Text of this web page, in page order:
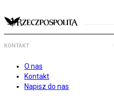
KONTAKT
O nas
Kontakt
Napisz do nas